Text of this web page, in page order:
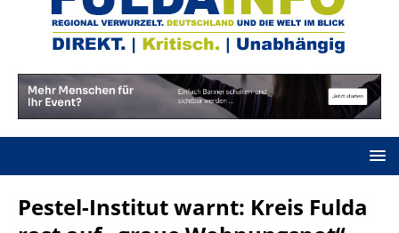
Pestel-Institut warnt: Kreis Fulda